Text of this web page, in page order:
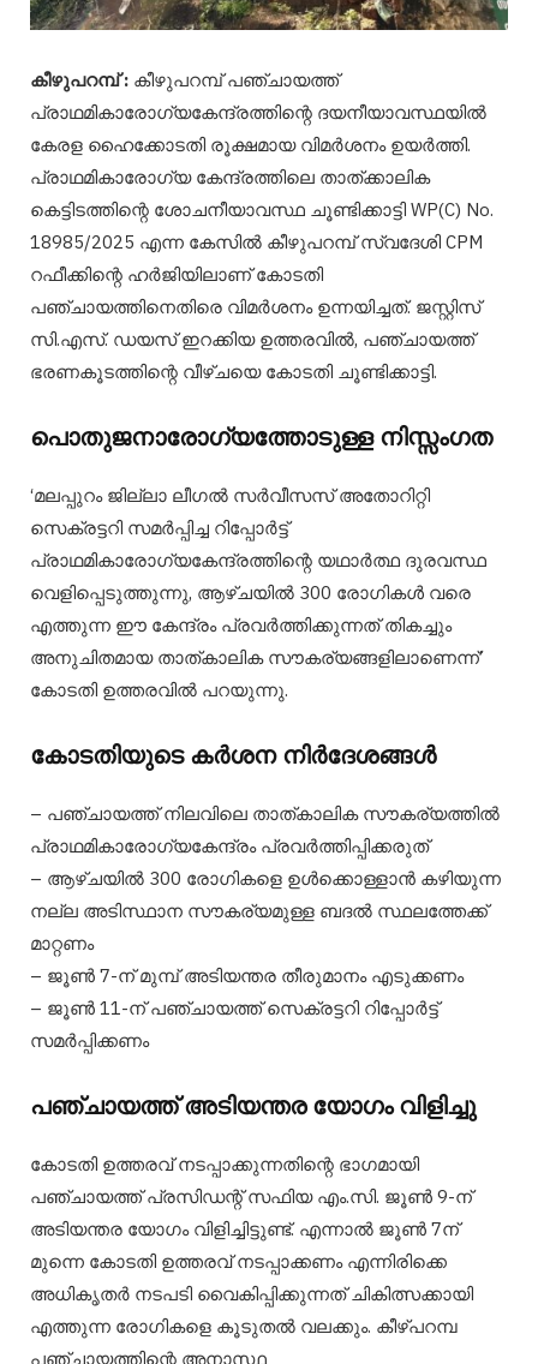
കീഴുപറമ്പ് : കീഴുപറമ്പ് പഞ്ചായത്ത്
പ്രാഥമികാരോഗ്യകേന്ദ്രത്തിന്റെ ദയനീയാവസ്ഥയിൽ
കേരള ഹൈക്കോടതി രൂക്ഷമായ വിമർശനം ഉയർത്തി.
പ്രാഥമികാരോഗ്യ കേന്ദ്രത്തിലെ താത്ക്കാലിക
കെട്ടിടത്തിന്റെ ശോചനീയാവസ്ഥ ചൂണ്ടിക്കാട്ടി WP(C) No.
18985/2025 എന്ന കേസിൽ കീഴുപറമ്പ് സ്വദേശി CPM
റഫീക്കിന്റെ ഹർജിയിലാണ് കോടതി
പഞ്ചായത്തിനെതിരെ വിമർശനം ഉന്നയിച്ചത്. ജസ്റ്റിസ്
സി.എസ്. ഡയസ് ഇറക്കിയ ഉത്തരവിൽ, പഞ്ചായത്ത്
ഭരണകൂടത്തിന്റെ വീഴ്ചയെ കോടതി ചൂണ്ടിക്കാട്ടി.
പൊതുജനാരോഗ്യത്തോടുള്ള നിസ്സംഗത
‘മലപ്പുറം ജില്ലാ ലീഗൽ സർവീസസ് അതോറിറ്റി
സെക്രട്ടറി സമർപ്പിച്ച റിപ്പോർട്ട്
പ്രാഥമികാരോഗ്യകേന്ദ്രത്തിന്റെ യഥാർത്ഥ ദുരവസ്ഥ
വെളിപ്പെടുത്തുന്നു, ആഴ്ചയിൽ 300 രോഗികൾ വരെ
എത്തുന്ന ഈ കേന്ദ്രം പ്രവർത്തിക്കുന്നത് തികച്ചും
അനുചിതമായ താത്കാലിക സൗകര്യങ്ങളിലാണെന്ന്’
കോടതി ഉത്തരവിൽ പറയുന്നു.
കോടതിയുടെ കർശന നിർദേശങ്ങൾ
– പഞ്ചായത്ത് നിലവിലെ താത്കാലിക സൗകര്യത്തിൽ
പ്രാഥമികാരോഗ്യകേന്ദ്രം പ്രവർത്തിപ്പിക്കരുത്
– ആഴ്ചയിൽ 300 രോഗികളെ ഉൾക്കൊള്ളാൻ കഴിയുന്ന
നല്ല അടിസ്ഥാന സൗകര്യമുള്ള ബദൽ സ്ഥലത്തേക്ക്
മാറ്റണം
– ജൂൺ 7-ന് മുമ്പ് അടിയന്തര തീരുമാനം എടുക്കണം
– ജൂൺ 11-ന് പഞ്ചായത്ത് സെക്രട്ടറി റിപ്പോർട്ട്
സമർപ്പിക്കണം
പഞ്ചായത്ത് അടിയന്തര യോഗം വിളിച്ചു
കോടതി ഉത്തരവ് നടപ്പാക്കുന്നതിന്റെ ഭാഗമായി
പഞ്ചായത്ത് പ്രസിഡന്റ് സഫിയ എം.സി. ജൂൺ 9-ന്
അടിയന്തര യോഗം വിളിച്ചിട്ടുണ്ട്. എന്നാൽ ജൂൺ 7ന്
മുന്നെ കോടതി ഉത്തരവ് നടപ്പാക്കണം എന്നിരിക്കെ
അധികൃതർ നടപടി വൈകിപ്പിക്കുന്നത് ചികിത്സക്കായി
എത്തുന്ന രോഗികളെ കൂടുതൽ വലക്കും. കീഴ്പറമ്പ
പഞ്ചായത്തിന്റെ അനാസ്ഥ